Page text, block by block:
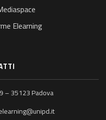
Elearning
– 35123 Padova